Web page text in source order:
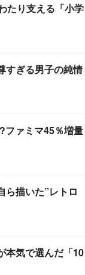
たり支える「小学
すぎる男子の純情
ファミマ45％増量
描いた”レトロ
本気で選んだ「10